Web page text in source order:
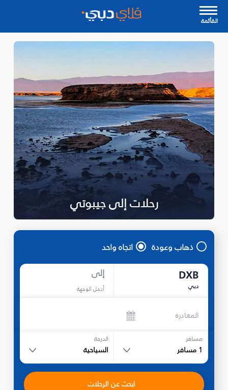
القأئمة
رحلات إلى جيبوتي
ذهاب وعودة اتجاه واحد
DXB
دبي
إلى
أدخل الوجهة
المغادرة
مسافر
1 مسافر
الدرجة
السياحية
ابحث عن الرحلات